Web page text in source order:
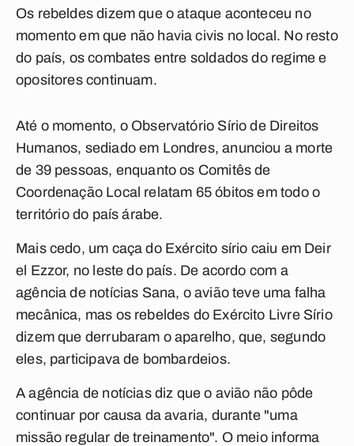
Os rebeldes dizem que o ataque aconteceu no
momento em que não havia civis no local. No resto
do país, os combates entre soldados do regime e
opositores continuam.
Até o momento, o Observatório Sírio de Direitos
Humanos, sediado em Londres, anunciou a morte
de 39 pessoas, enquanto os Comitês de
Coordenação Local relatam 65 óbitos em todo o
território do país árabe.
Mais cedo, um caça do Exército sírio caiu em Deir
el Ezzor, no leste do país. De acordo com a
agência de notícias Sana, o avião teve uma falha
mecânica, mas os rebeldes do Exército Livre Sírio
dizem que derrubaram o aparelho, que, segundo
eles, participava de bombardeios.
A agência de notícias diz que o avião não pôde
continuar por causa da avaria, durante "uma
missão regular de treinamento". O meio informa